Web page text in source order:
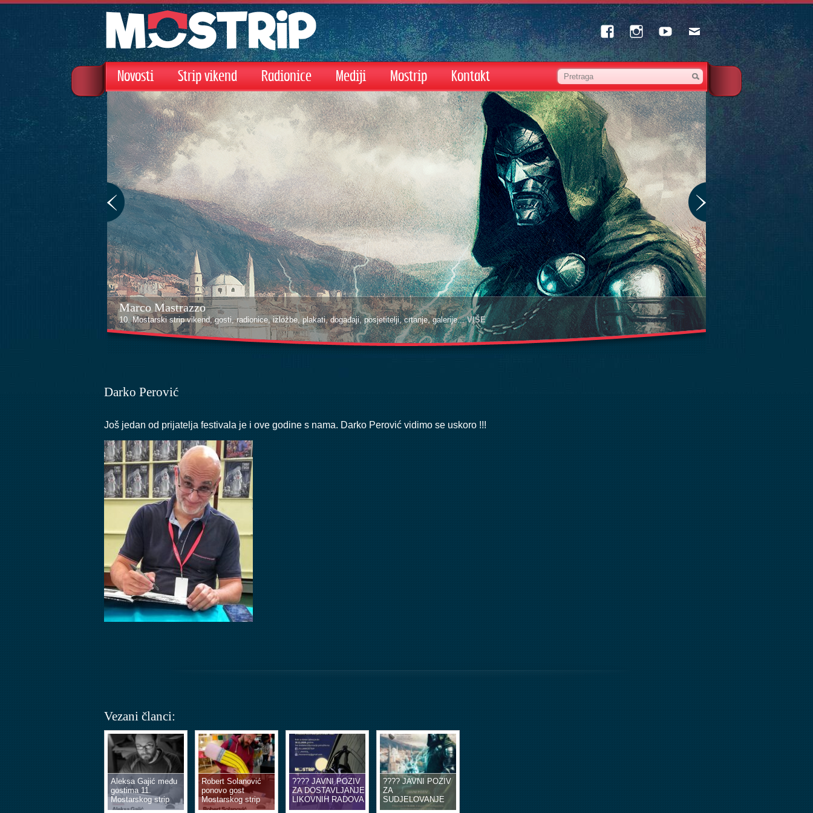
Facebook InstagramYoutube Email
Novosti Strip vikend Radionice Mediji Mostrip Kontakt
Marco Mastrazzo
10. Mostarski strip vikend, gosti, radionice, izložbe, plakati, događaji, posjetitelji, crtanje, galerije...VIŠE
Darko Perović
Još jedan od prijatelja festivala je i ove godine s nama. Darko Perović vidimo se uskoro !!!
Vezani članci:
Aleksa Gajić među
gostima 11.
Mostarskog strip
vikenda
Robert Solanović
ponovo gost
Mostarskog strip
vikenda
???? JAVNI POZIV
ZA DOSTAVLJANJE
LIKOVNIH RADOVA
U OBLIKU
???? JAVNI POZIV
ZA
SUDJELOVANJE
NA EDUKACIJSKIM